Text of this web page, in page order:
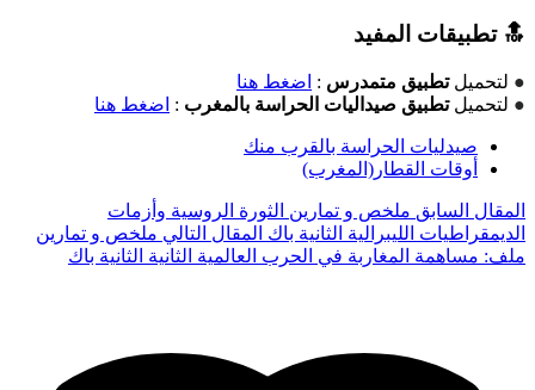
🔝 تطبيقات المفيد
● لتحميلتطبيق متمدرس : اضغط هنا
● لتحميلتطبيق صيداليات الحراسة بالمغرب : اضغط هنا
صيدليات الحراسة بالقرب منك
أوقات القطار(المغرب)
المقال السابق ملخص و تمارين الثورة الروسية وأزمات
الديمقراطيات الليبرالية الثانية باك المقال التالي ملخص و تمارين
ملف: مساهمة المغاربة في الحرب العالمية الثانية الثانية باك